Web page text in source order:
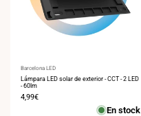
Proveedor:
Barcelona LED
Lámpara LED solar de exterior - CCT - 2 LED
- 60lm
Precio
4,99€
En stock